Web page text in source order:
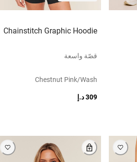
Chainstitch Graphic Hoodie
قصّة واسعة
Chestnut Pink/wash
309 د.إ